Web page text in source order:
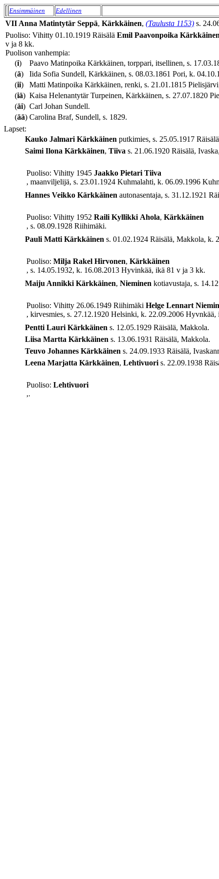
Ensimmäinen Edellinen
VII Anna Matintytär Seppä, Kärkkäinen, (Taulusta 1153) s.
Puoliso: Vihitty 01.10.1919 Räisälä Emil Paavonpoika
v ja 8 kk.
Puolison vanhempia:
(i)
Paavo Matinpoika Kärkkäinen, torppari, itsellinen, s.
(ä)
Iida Sofia Sundell, Kärkkäinen, s. 08.03.1861 Pori, k.
(ii)
Matti Matinpoika Kärkkäinen, renki, s. 21.01.1815
(iä) Kaisa Helenantytär Turpeinen, Kärkkäinen, s. 27.07.1820
(äi) Carl Johan Sundell.
(ää) Carolina Braf, Sundell, s. 1829.
Lapset:
Kauko Jalmari Kärkkäinen putkimies, s. 25.05.1917
Saimi Ilona Kärkkäinen, Tiiva s. 21.06.1920 Räisälä,
Puoliso: Vihitty 1945 Jaakko Pietari Tiiva
, maanviljelijä, s. 23.01.1924 Kuhmalahti, k. 06.09.1996
Hannes Veikko Kärkkäinen autonasentaja, s. 31.12.1921
Puoliso: Vihitty 1952 Raili Kyllikki Ahola, Kärkkäinen
, s. 08.09.1928 Riihimäki.
Pauli Matti Kärkkäinen s. 01.02.1924 Räisälä, Makkola, k.
Puoliso: Milja Rakel Hirvonen, Kärkkäinen
, s. 14.05.1932, k. 16.08.2013 Hyvinkää, ikä 81 v ja 3 kk.
Maiju Annikki Kärkkäinen, Nieminen kotiavustaja, s.
Puoliso: Vihitty 26.06.1949 Riihimäki Helge Lennart
, kirvesmies, s. 27.12.1920 Helsinki, k. 22.09.2006
Pentti Lauri Kärkkäinen s. 12.05.1929 Räisälä, Makkola.
Liisa Martta Kärkkäinen s. 13.06.1931 Räisälä, Makkola.
Teuvo Johannes Kärkkäinen s. 24.09.1933 Räisälä,
Leena Marjatta Kärkkäinen, Lehtivuori s. 22.09.1938
Puoliso: Lehtivuori
,.